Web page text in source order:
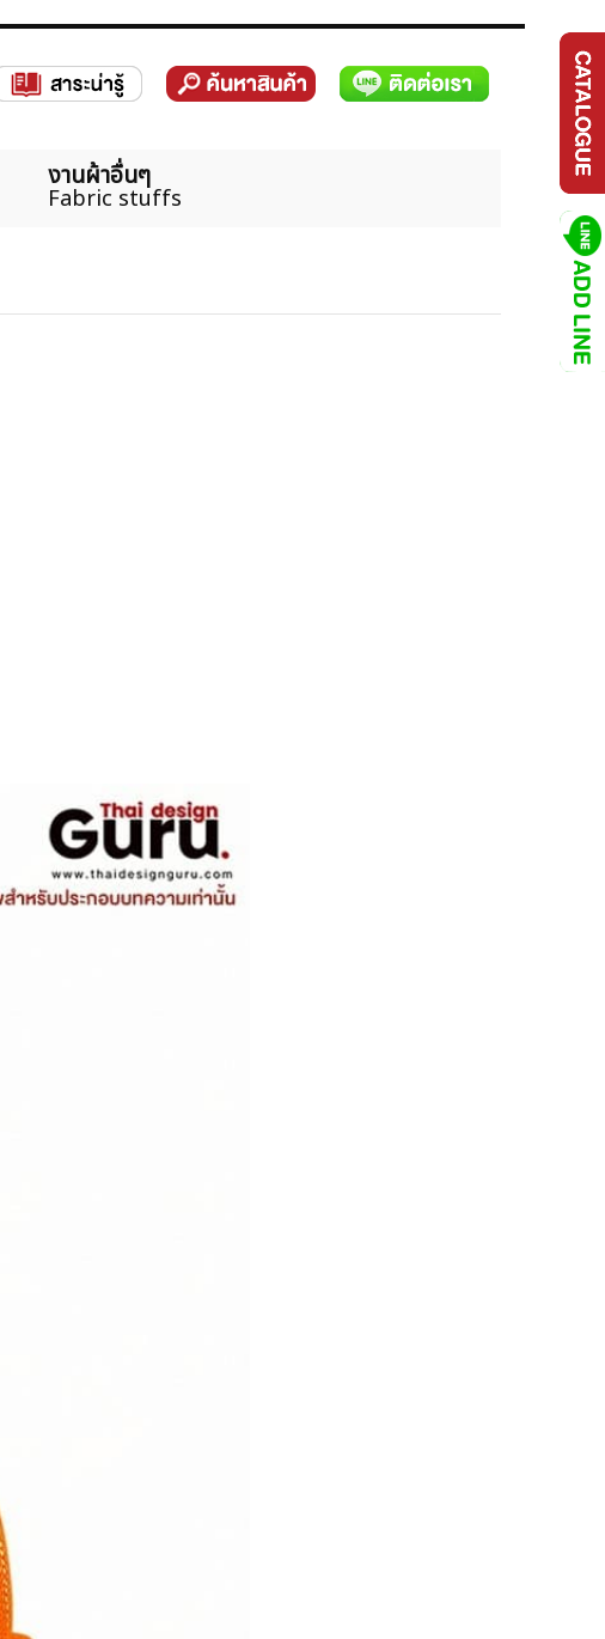
งานผ้าอื่นๆ
Fabric stuffs